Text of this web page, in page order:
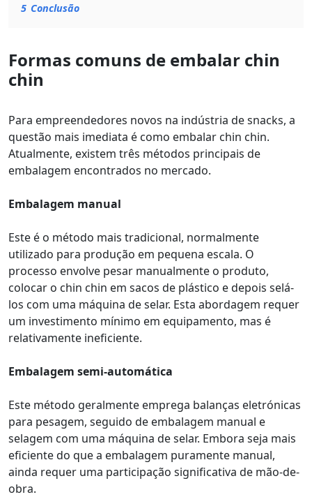
5 Conclusão
Formas comuns de embalar chin
chin
Para empreendedores novos na indústria de snacks, a
questão mais imediata é como embalar chin chin.
Atualmente, existem três métodos principais de
embalagem encontrados no mercado.
Embalagem manual
Este é o método mais tradicional, normalmente
utilizado para produção em pequena escala. O
processo envolve pesar manualmente o produto,
colocar o chin chin em sacos de plástico e depois selá-
los com uma máquina de selar. Esta abordagem requer
um investimento mínimo em equipamento, mas é
relativamente ineficiente.
Embalagem semi-automática
Este método geralmente emprega balanças eletrónicas
para pesagem, seguido de embalagem manual e
selagem com uma máquina de selar. Embora seja mais
eficiente do que a embalagem puramente manual,
ainda requer uma participação significativa de mão-de-
obra.